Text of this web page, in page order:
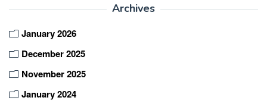
Archives
January 2026
December 2025
November 2025
January 2024